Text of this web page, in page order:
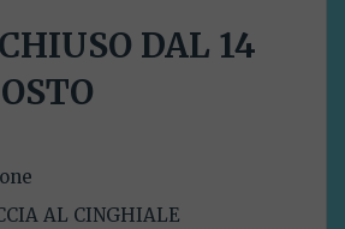
DAL 14
AL CINGHIALE